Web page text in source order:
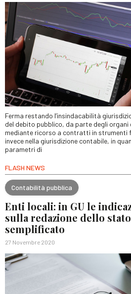
Ferma restando l’insindacabilità
del debito pubblico, da parte degli
mediante ricorso a contratti in strumenti
invece nella giurisdizione contabile, in
parametri di
FLASH NEWS
Contabilità pubblica
Enti locali: in GU le
sulla redazione dello
semplificato
27 Novembre 2020